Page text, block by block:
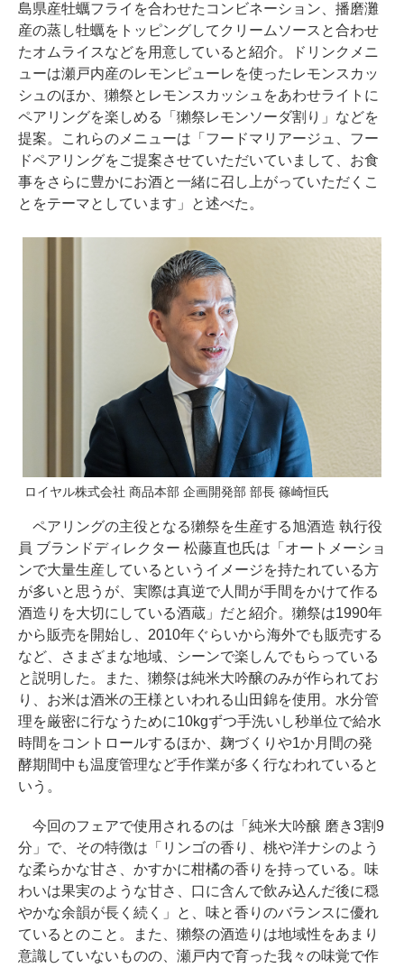
島県産牡蠣フライを合わせたコンビネーション、播磨灘
産の蒸し牡蠣をトッピングしてクリームソースと合わせ
たオムライスなどを用意していると紹介。ドリンクメニ
ューは瀬戸内産のレモンピューレを使ったレモンスカッ
シュのほか、獺祭とレモンスカッシュをあわせライトに
ペアリングを楽しめる「獺祭レモンソーダ割り」などを
提案。これらのメニューは「フードマリアージュ、フー
ドペアリングをご提案させていただいていまして、お食
事をさらに豊かにお酒と一緒に召し上がっていただくこ
とをテーマとしています」と述べた。
ロイヤル株式会社 商品本部 企画開発部 部長 篠崎恒氏
ペアリングの主役となる獺祭を生産する旭酒造 執行役
員 ブランドディレクター 松藤直也氏は「オートメーショ
ンで大量生産しているというイメージを持たれている方
が多いと思うが、実際は真逆で人間が手間をかけて作る
酒造りを大切にしている酒蔵」だと紹介。獺祭は1990年
から販売を開始し、2010年ぐらいから海外でも販売する
など、さまざまな地域、シーンで楽しんでもらっている
と説明した。また、獺祭は純米大吟醸のみが作られてお
り、お米は酒米の王様といわれる山田錦を使用。水分管
理を厳密に行なうために10kgずつ手洗いし秒単位で給水
時間をコントロールするほか、麹づくりや1か月間の発
酵期間中も温度管理など手作業が多く行なわれていると
いう。
今回のフェアで使用されるのは「純米大吟醸 磨き3割9
分」で、その特徴は「リンゴの香り、桃や洋ナシのよう
な柔らかな甘さ、かすかに柑橘の香りを持っている。味
わいは果実のような甘さ、口に含んで飲み込んだ後に穏
やかな余韻が長く続く」と、味と香りのバランスに優れ
ているとのこと。また、獺祭の酒造りは地域性をあまり
意識していないものの、瀬戸内で育った我々の味覚で作